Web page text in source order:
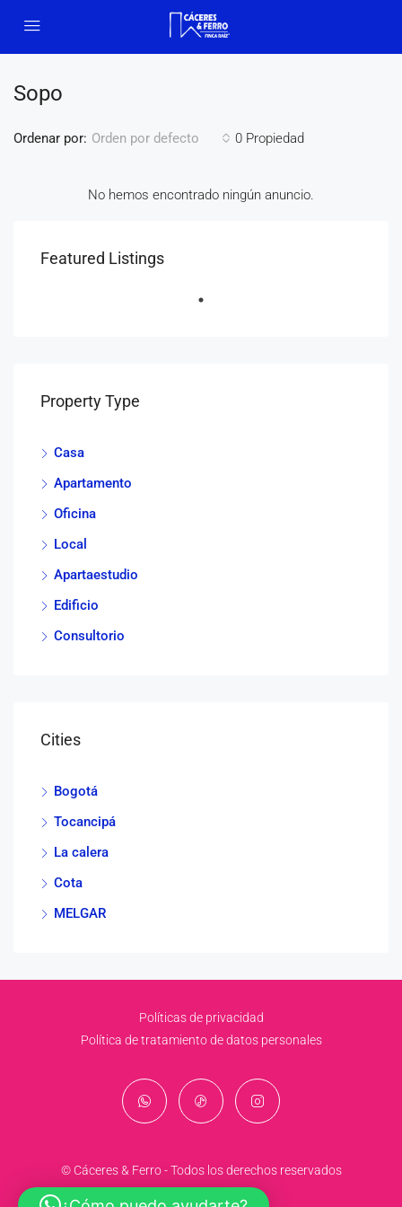
Sopo
0 Propiedad
Ordenar por: Orden por defecto
No hemos encontrado ningún anuncio.
Featured Listings
Property Type
Casa
Apartamento
Oficina
Local
Apartaestudio
Edificio
Consultorio
Cities
Bogotá
Tocancipá
La calera
Cota
MELGAR
Políticas de privacidad
Política de tratamiento de datos personales
© Cáceres & Ferro - Todos los derechos reservados